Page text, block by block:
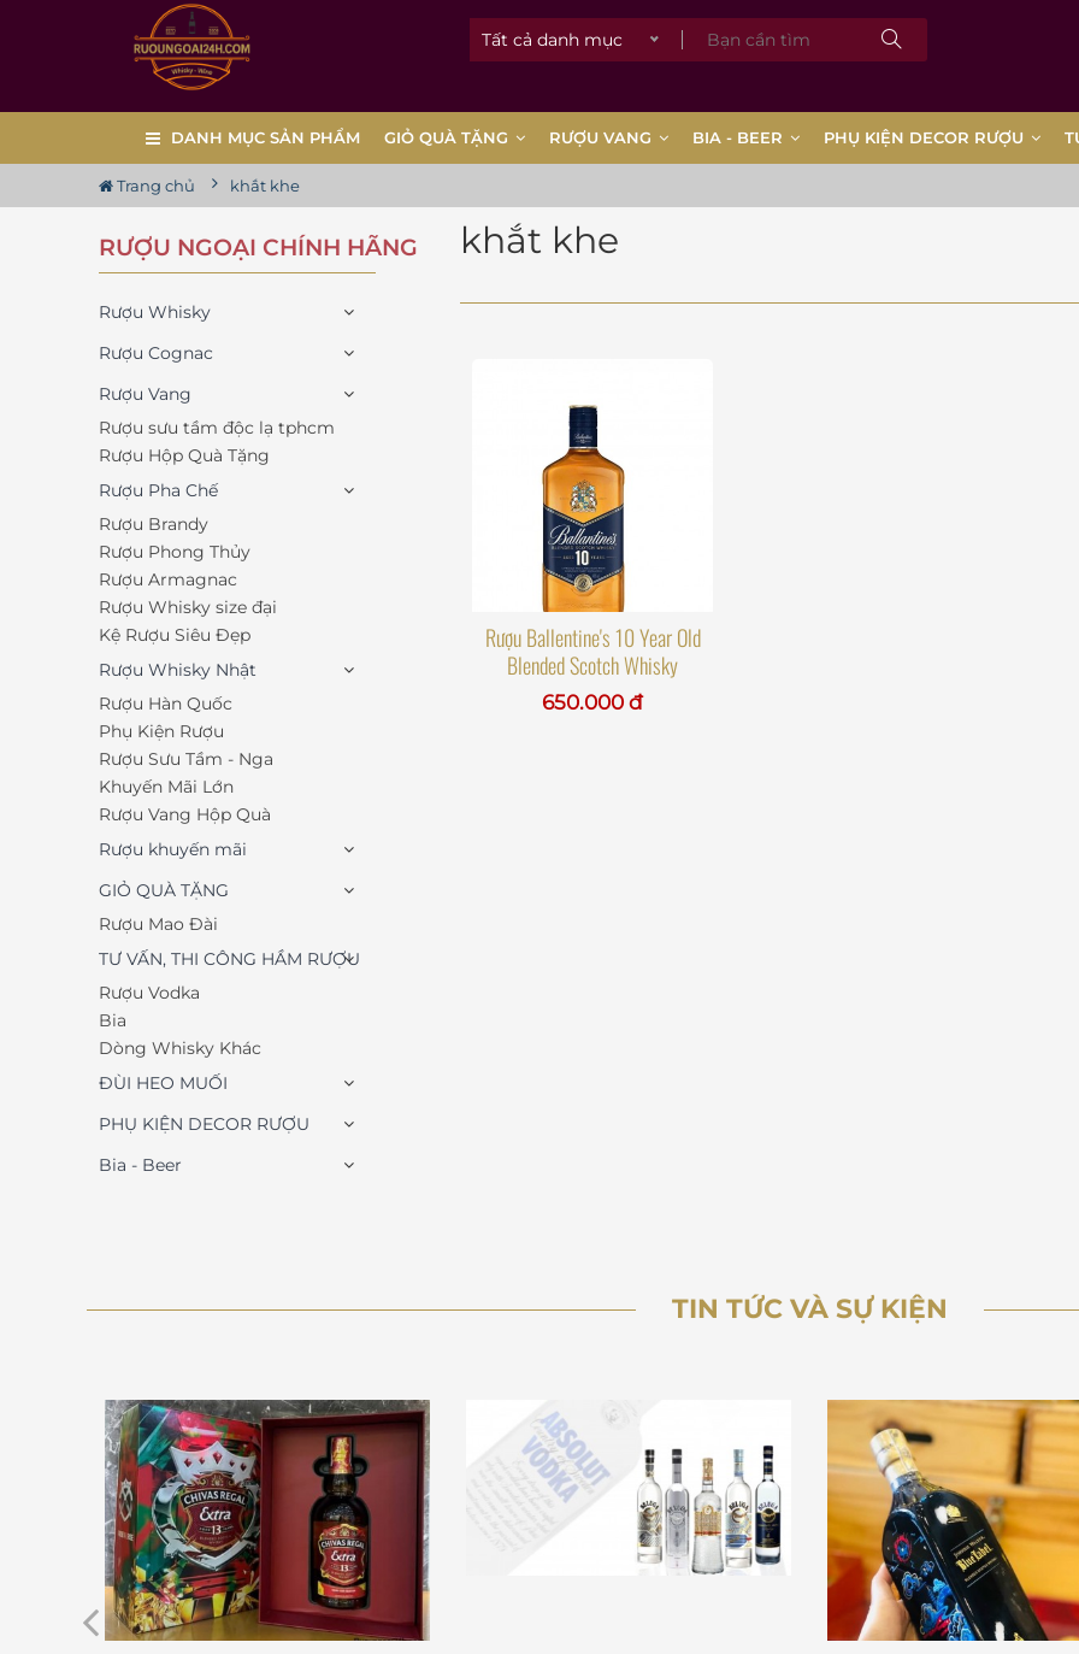
Tất cả danh mục
DANH MỤC SẢN PHẨM GIỎ QUÀ TẶNG RƯỢU VANG BIA - BEER PHỤ KIỆN DECOR RƯỢU
Trang chủ khắt khe
RƯỢU NGOẠI CHÍNH HÃNG
Rượu Whisky
Rượu Cognac
Rượu Vang
Rượu sưu tầm độc lạ tphcm
Rượu Hộp Quà Tặng
Rượu Pha Chế
Rượu Brandy
Rượu Phong Thủy
Rượu Armagnac
Rượu Whisky size đại
Kệ Rượu Siêu Đẹp
Rượu Whisky Nhật
Rượu Hàn Quốc
Phụ Kiện Rượu
Rượu Sưu Tầm - Nga
Khuyến Mãi Lớn
Rượu Vang Hộp Quà
Rượu khuyến mãi
GIỎ QUÀ TẶNG
Rượu Mao Đài
TƯ VẤN, THI CÔNG HẦM RƯỢU
Rượu Vodka
Bia
Dòng Whisky Khác
ĐÙI HEO MUỐI
PHỤ KIỆN DECOR RƯỢU
Bia - Beer
khắt khe
Rượu Ballentine's 10 Year Old
Blended Scotch Whisky
650.000 đ
TIN TỨC VÀ SỰ KIỆN